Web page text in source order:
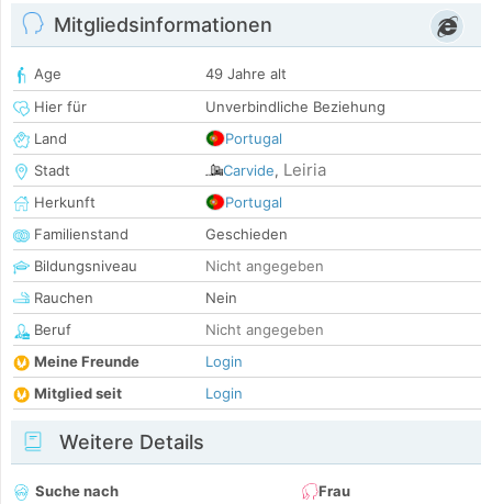
Mitgliedsinformationen
Age
49 Jahre alt
Hier für
Unverbindliche Beziehung
Land
Portugal
Stadt
Carvide, Leiria
Herkunft
Portugal
Familienstand
Geschieden
Bildungsniveau
Nicht angegeben
Rauchen
Nein
Beruf
Nicht angegeben
Meine Freunde
Login
Mitglied seit
Login
Weitere Details
Suche nach
Frau